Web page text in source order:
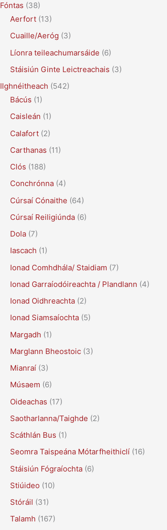
Fóntas (38)
Aerfort (13)
Cuaille/Aeróg (3)
Líonra teileachumarsáide (6)
Stáisiún Ginte Leictreachais (3)
Ilghnéitheach (542)
Bácús (1)
Caisleán (1)
Calafort (2)
Carthanas (11)
Clós (188)
Conchrónna (4)
Cúrsaí Cónaithe (64)
Cúrsaí Reiligiúnda (6)
Dola (7)
Iascach (1)
Ionad Comhdhála/ Staidiam (7)
Ionad Garraíodóireachta / Plandlann (4)
Ionad Oidhreachta (2)
Ionad Siamsaíochta (5)
Margadh (1)
Marglann Bheostoic (3)
Mianraí (3)
Músaem (6)
Oideachas (17)
Saotharlanna/Taighde (2)
Scáthlán Bus (1)
Seomra Taispeána Mótarfheithiclí (16)
Stáisiún Fógraíochta (6)
Stiúideo (10)
Stóráil (31)
Talamh (167)